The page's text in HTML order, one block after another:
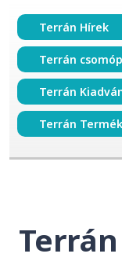
Terrán Hírek
Terrán
Terrán
Terrán
Terrán